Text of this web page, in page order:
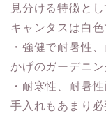
見分ける特徴と
キャンタスは白色
・強健で耐暑性
かげのガーデニ
・耐寒性、耐暑
手入れもあまり